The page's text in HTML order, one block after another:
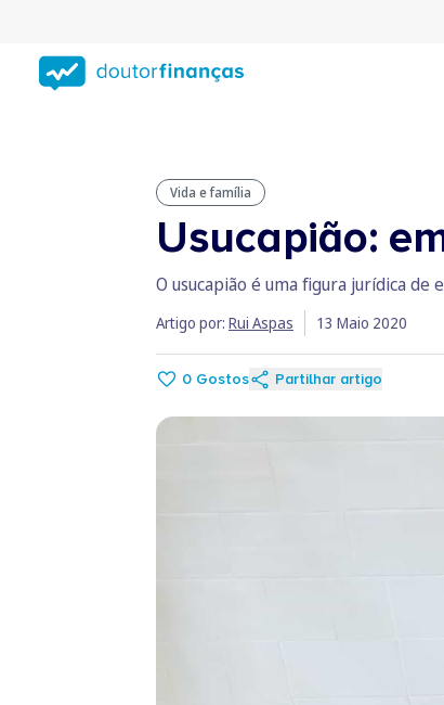
conteúdo
principal
Vida e família
Usucapião:
O usucapião é uma figura jurídica
Artigo por: Rui Aspas 13 Maio 2020
0 Gostos Partilhar artigo